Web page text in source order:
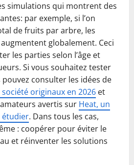
simulations qui montrent des
par exemple, si l’on
de fruits par arbre, les
globalement. Ceci
les parties selon l’âge et
Si vous souhaitez tester
consulter les idées de
originaux en 2026 et
avertis sur Heat, un
étudier. Dans tous les cas,
: coopérer pour éviter le
et réinventer les solutions